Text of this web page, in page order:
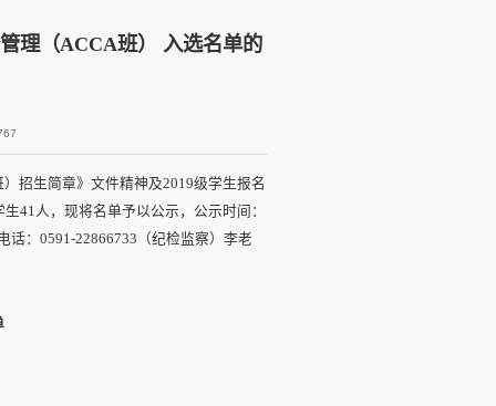
理（ACCA班） 入选名单的
招生简章》文件精神及2019级学生报名
41人，现将名单予以公示，公示时间：
话：0591-22866733（纪检监察）李老